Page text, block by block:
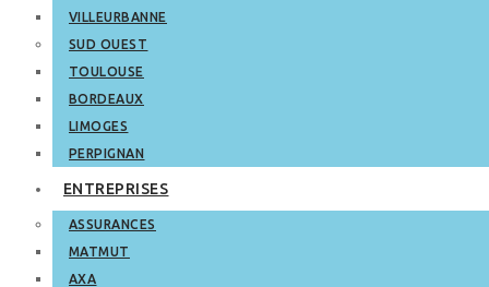
VILLEURBANNE
SUD OUEST
TOULOUSE
BORDEAUX
LIMOGES
PERPIGNAN
ENTREPRISES
ASSURANCES
MATMUT
AXA